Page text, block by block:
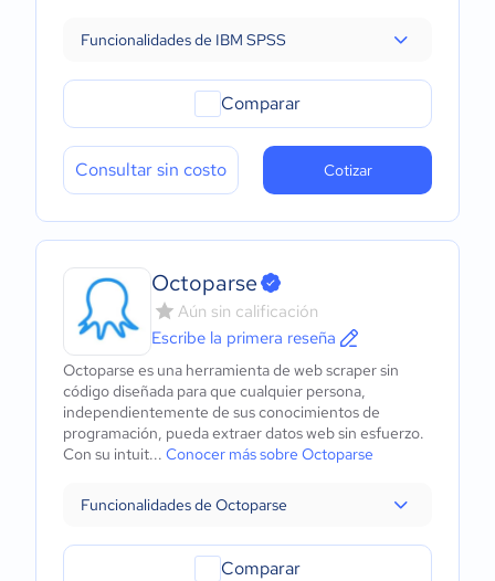
Funcionalidades de IBM SPSS
Comparar
Consultar sin costo Cotizar
Octoparse
Aún sin calificación
Escribe la primera reseña
Octoparse es una herramienta de web scraper sin
código diseñada para que cualquier persona,
independientemente de sus conocimientos de
programación, pueda extraer datos web sin esfuerzo.
Con su intuit... Conocer más sobre Octoparse
Funcionalidades de Octoparse
Comparar